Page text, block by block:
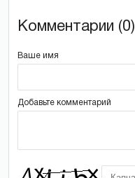
Комментарии (0)
Ваше имя
Добавьте комментарий